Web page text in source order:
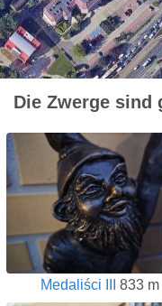
Die Zwerge sind
Medaliści III 833 m